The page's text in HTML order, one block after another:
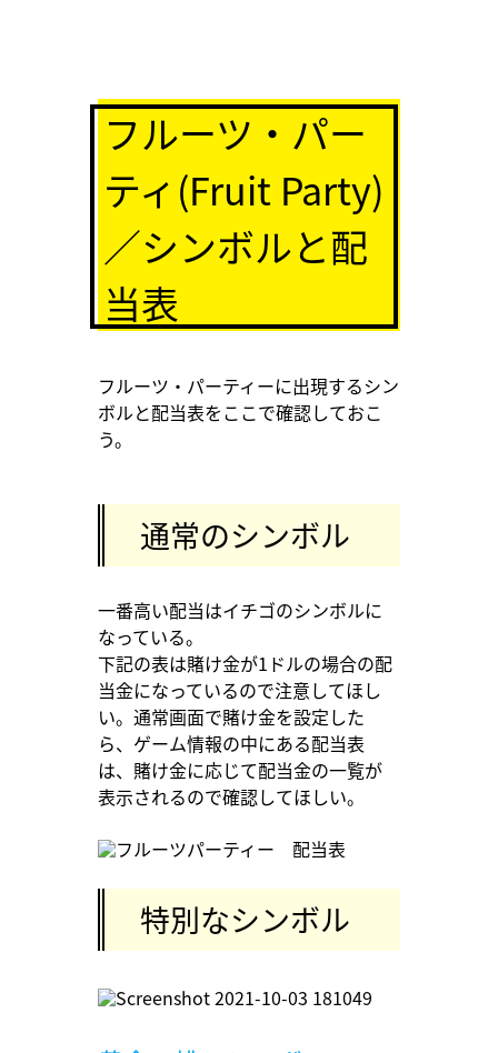
フルーツ・パー
ティ(Fruit Party)
／シンボルと配
当表
フルーツ・パーティーに出現するシン
ボルと配当表をここで確認しておこ
う。
通常のシンボル
一番高い配当はイチゴのシンボルに
なっている。
下記の表は賭け金が1ドルの場合の配
当金になっているので注意してほし
い。通常画面で賭け金を設定した
ら、ゲーム情報の中にある配当表
は、賭け金に応じて配当金の一覧が
表示されるので確認してほしい。
特別なシンボル